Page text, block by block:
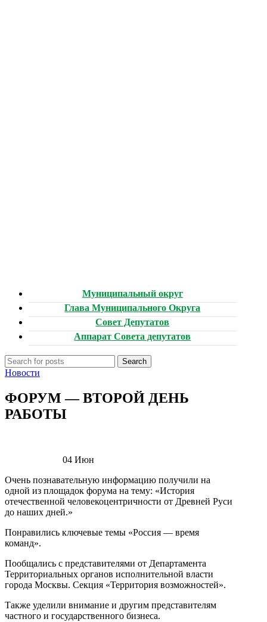
Муниципальный округ
Глава Муниципального Округа
Совет Депутатов
Аппарат Совета депутатов
Search
Новости
ФОРУМ — ВТОРОЙ ДЕНЬ
РАБОТЫ
04Июн
Очень познавательную информацию получили на
одной из площадок форума на тему: «История
отечественной человекоцентричности от Древней Руси
до наших дней.»
Понравились ключевые темы «Россия — время
команд».
Пообщались с представителями от Департамента
Территориальных органов исполнительной власти
города Москвы. Секция «Территория возможностей».
Также уделили внимание и другим представителям
частного и государственного бизнеса.